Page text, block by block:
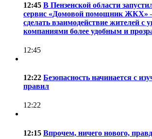
12:45 В Пензенской области
сервис «Домовой помощник ЖКХ»
сделать взаимодействие жителей
компаниями более удобным и
12:45
12:22 Безопасность начинается с
правил
12:22
12:15 Впрочем, ничего нового,